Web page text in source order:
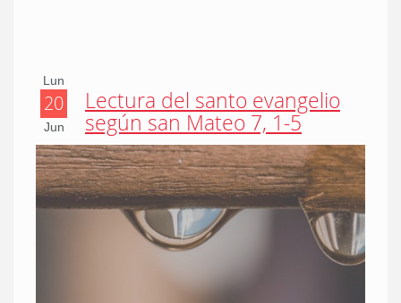
Lun
20
Jun
Lectura del santo evangelio
según san Mateo 7, 1-5